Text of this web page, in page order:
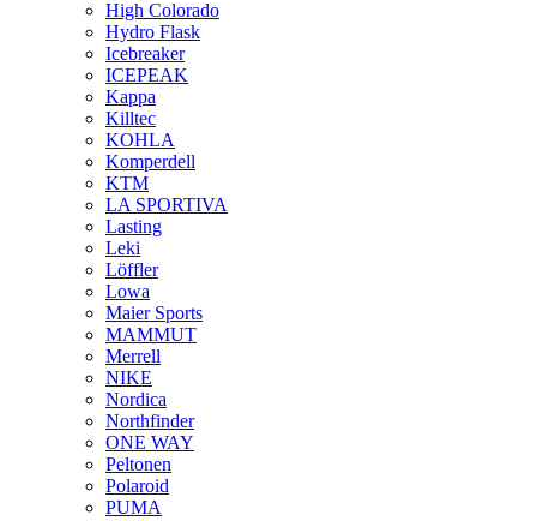
High Colorado
Hydro Flask
Icebreaker
ICEPEAK
Kappa
Killtec
KOHLA
Komperdell
KTM
LA SPORTIVA
Lasting
Leki
Löffler
Lowa
Maier Sports
MAMMUT
Merrell
NIKE
Nordica
Northfinder
ONE WAY
Peltonen
Polaroid
PUMA